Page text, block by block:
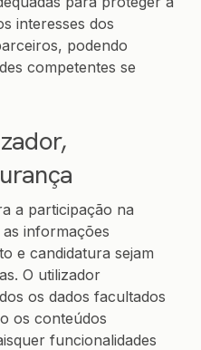
interesses dos
podendo
competentes se
a participação na
informações
e candidatura sejam
O utilizador
os dados facultados
os conteúdos
funcionalidades